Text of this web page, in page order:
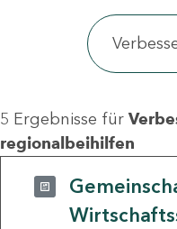
5 Ergebnisse für
regionalbeihilfen